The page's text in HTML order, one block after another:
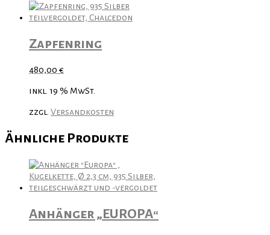
Zapfenring
480,00 €
inkl. 19 % MwSt.
zzgl. Versandkosten
Ähnliche Produkte
Anhänger „EUROPA“